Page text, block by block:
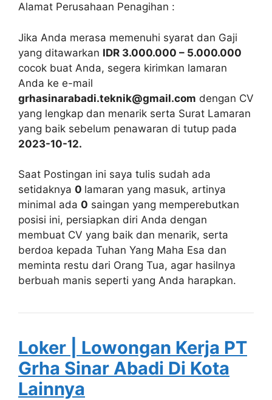
Alamat Perusahaan Penagihan :
Jika Anda merasa memenuhi syarat dan Gaji
yang ditawarkan IDR 3.000.000 – 5.000.000
cocok buat Anda, segera kirimkan lamaran
Anda ke e-mail
grhasinarabadi.teknik@gmail.com dengan CV
yang lengkap dan menarik serta Surat Lamaran
yang baik sebelum penawaran di tutup pada
2023-10-12.
Saat Postingan ini saya tulis sudah ada
setidaknya 0 lamaran yang masuk, artinya
minimal ada 0 saingan yang memperebutkan
posisi ini, persiapkan diri Anda dengan
membuat CV yang baik dan menarik, serta
berdoa kepada Tuhan Yang Maha Esa dan
meminta restu dari Orang Tua, agar hasilnya
berbuah manis seperti yang Anda harapkan.
Loker | Lowongan Kerja PT
Grha Sinar Abadi Di Kota
Lainnya